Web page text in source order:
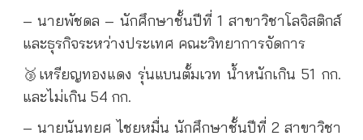
– นายพัชดล – นักศึกษาชั้นปีที่ 1 สาขาวิชาโลจิสติกส์
และธุรกิจระหว่างประเทศ คณะวิทยาการจัดการ
🥉เหรียญทองแดง รุ่นแบนตั้มเวท น้ำหนักเกิน 51 กก.
และไม่เกิน 54 กก.
– นายนันทยศ ไชยหมื่น นักศึกษาชั้นปีที่ 2 สาขาวิชา